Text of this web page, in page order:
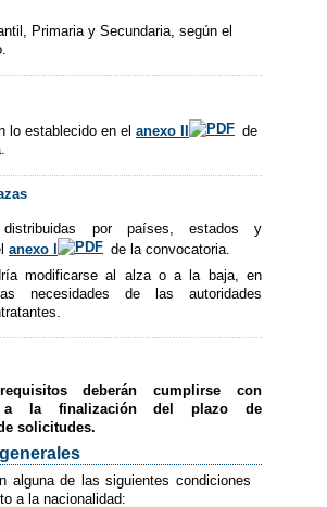
Primaria y Secundaria, según el
lo establecido en el anexo II
de
distribuidas por países, estados y
anexo I
de la convocatoria.
modificarse al alza o a la baja, en
necesidades de las autoridades
deberán cumplirse con
a la finalización del plazo de
solicitudes.
alguna de las siguientes condiciones
a la nacionalidad: